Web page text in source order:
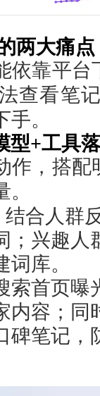
两大痛点
依靠平
查看笔
。
型+工具
作，搭
结合人群
；兴趣
库。
索首页
内容；
碑笔记